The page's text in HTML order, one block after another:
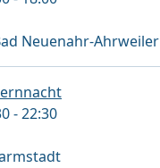
Neuenahr-Ahrweiler
- 22:30